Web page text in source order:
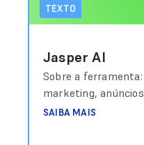
TEXTO
Jasper AI
Sobre a
marketing,
templates
SAIBA MAIS